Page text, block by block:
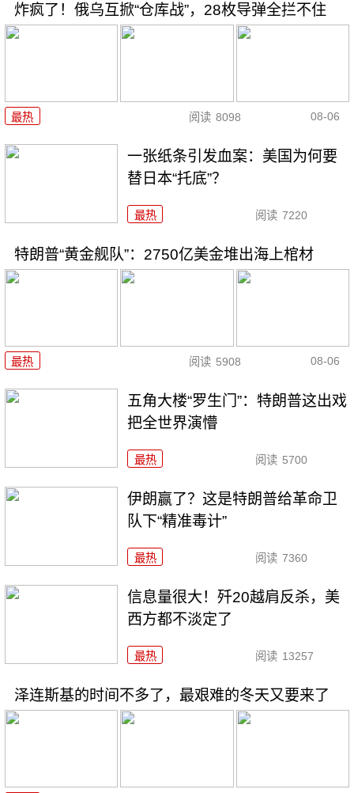
炸疯了！俄乌互掀“仓库战”，28枚导弹全拦不住
最热 阅读 8098 08-06
一张纸条引发血案：美国为何要
替日本“托底”？
最热 阅读 7220
特朗普“黄金舰队”：2750亿美金堆出海上棺材
最热 阅读 5908 08-06
五角大楼“罗生门”：特朗普这出戏
把全世界演懵
最热 阅读 5700
伊朗赢了？这是特朗普给革命卫
队下“精准毒计”
最热 阅读 7360
信息量很大！歼20越肩反杀，美
西方都不淡定了
最热 阅读 13257
泽连斯基的时间不多了，最艰难的冬天又要来了